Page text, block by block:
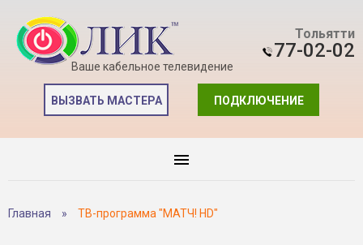
Ваше кабельное телевидение
Тольятти
77-02-02
ПОДКЛЮЧЕНИЕ
ВЫЗВАТЬ МАСТЕРА
Главная » ТВ-программа "МАТЧ! HD"